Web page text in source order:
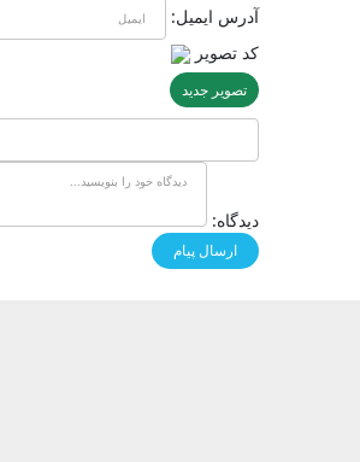
آدرس ایمیل:
کد تصویر
تصویر جدید
دیدگاه: